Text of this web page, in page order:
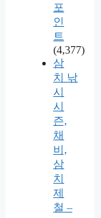
포
인
트
(4,377)
삼
치 낚
시
시
즌,
채
비,
삼
치
제
철 –